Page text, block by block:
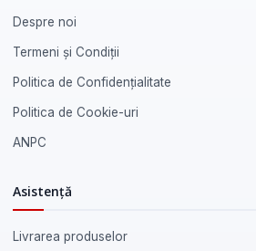
Despre noi
Termeni și Condiții
Politica de Confidențialitate
Politica de Cookie-uri
ANPC
Asistență
Livrarea produselor